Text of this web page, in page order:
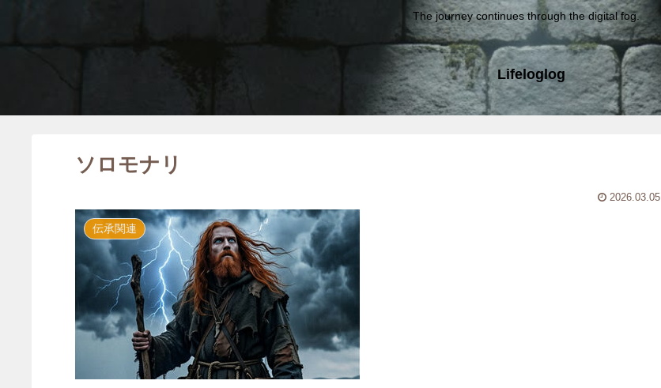
The journey continues through the digital fog.
Lifeloglog
ソロモナリ
2026.03.05
伝承関連